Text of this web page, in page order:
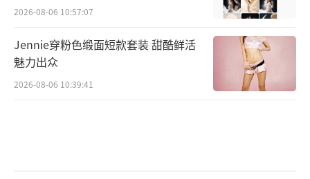
2026-08-06 10:57:07
Jennie穿粉色缎面短款套装 甜酷鲜活
魅力出众
2026-08-06 10:39:41